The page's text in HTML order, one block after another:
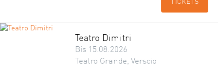
TICKETS
Teatro Dimitri
Bis 15.08.2026
Teatro Grande, Verscio